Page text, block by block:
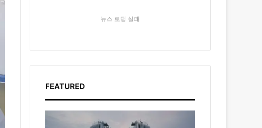
뉴스 로딩 실패
FEATURED